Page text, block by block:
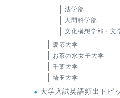
法学部
人間科学部
文化構想学部・文
慶応大学
お茶の水女子大学
千葉大学
埼玉大学
大学入試英語頻出トピ